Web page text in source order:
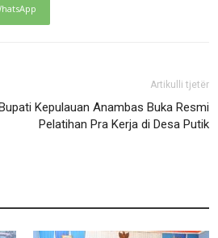
Artikulli tjetër
Kepulauan Anambas Buka Resmi
Pelatihan Pra Kerja di Desa Putik